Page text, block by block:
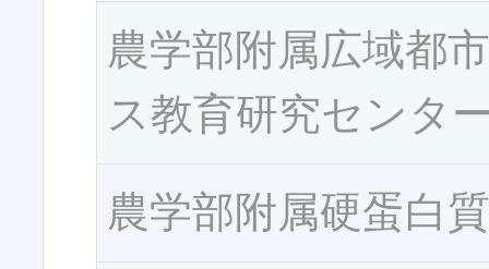
農学部附属広域都
ス教育研究センタ
農学部附属硬蛋白